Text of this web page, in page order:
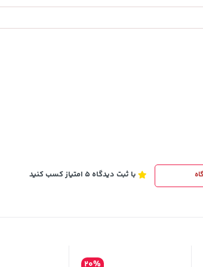
با ثبت دیدگاه 5 امتیاز کسب کنید